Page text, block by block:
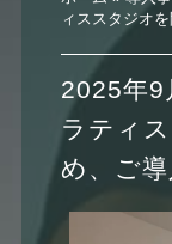
ィススタジオ
2025年9
ラティ
め、ご